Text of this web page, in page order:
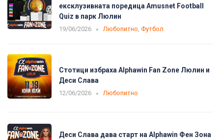
ексклузивната поредица Amusnet Football
Quiz в парк Люлин
19/06/2026 Любопитно Футбол
Стотици избраха Alphawin Fan Zone Люлин и
Деси Слава
12/06/2026 Любопитно
Деси Слава дава старт на Alphawin Фен Зона